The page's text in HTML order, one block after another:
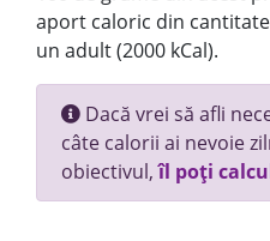
aport caloric din
un adult (2000 kCal).
Dacă vrei să afli
câte calorii ai nevoie
obiectivul,îl poți